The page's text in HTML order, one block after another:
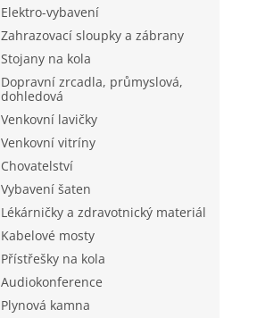
Elektro-vybavení
Zahrazovací sloupky a zábrany
Stojany na kola
Dopravní zrcadla, průmyslová,
dohledová
Venkovní lavičky
Venkovní vitríny
Chovatelství
Vybavení šaten
Lékárničky a zdravotnický materiál
Kabelové mosty
Přístřešky na kola
Audiokonference
Plynová kamna